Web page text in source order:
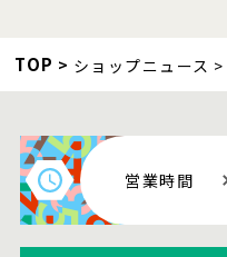
TOP ショップニュース
営業時間